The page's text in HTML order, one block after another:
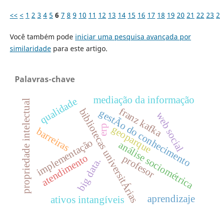
<< < 1 2 3 4 5 6 7 8 9 10 11 12 13 14 15 16 17 18 19 20 21 22 23
Você também pode iniciar uma pesquisa avançada por
similaridadepara este artigo.
Palavras-chave
geoparque
gestÃo do conhecimento
bibliotecas universitÁrias
implementação
barreiras
mediação da informação
web social
big data.
ativos intangíveis
propriedade intelectual análise sociométrica
profesor
qualidade
atendimento
aprendizaje
franz kafka
erp